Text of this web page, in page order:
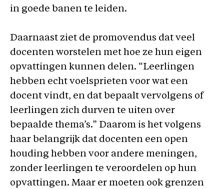
in goede banen te leiden.
Daarnaast ziet de promovendus dat veel
docenten worstelen met hoe ze hun eigen
opvattingen kunnen delen. “Leerlingen
hebben echt voelsprieten voor wat een
docent vindt, en dat bepaalt vervolgens of
leerlingen zich durven te uiten over
bepaalde thema’s.” Daarom is het volgens
haar belangrijk dat docenten een open
houding hebben voor andere meningen,
zonder leerlingen te veroordelen op hun
opvattingen. Maar er moeten ook grenzen